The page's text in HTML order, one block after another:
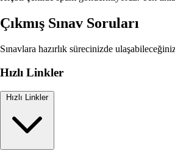
Çıkmış Sınav Soruları
Sınavlara hazırlık sürecinizde
Hızlı Linkler
Hızlı Linkler